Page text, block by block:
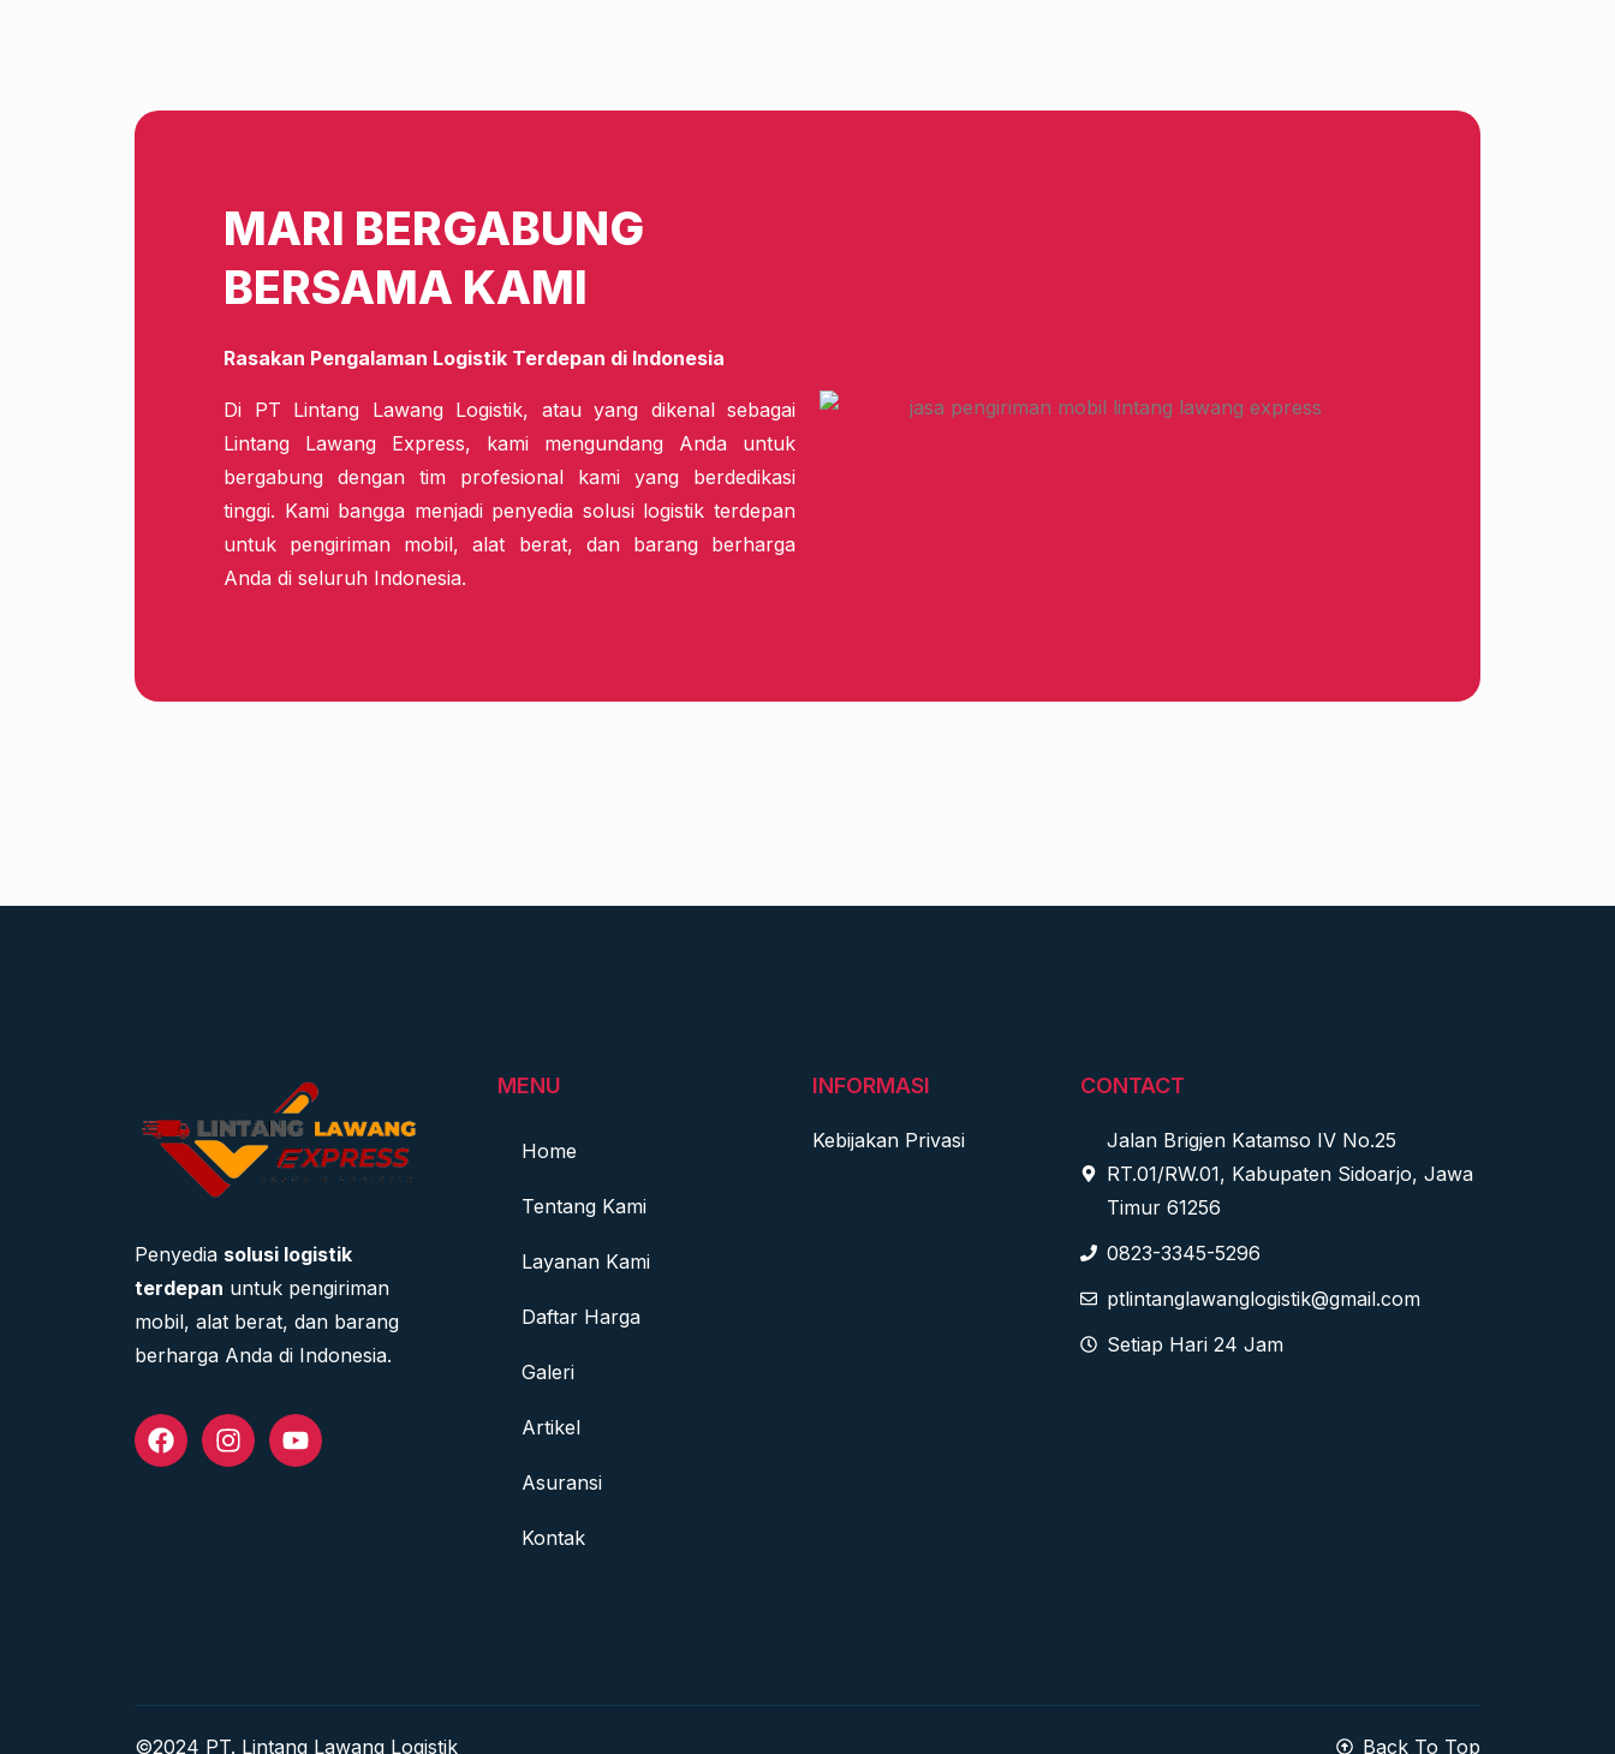
MARI BERGABUNG
BERSAMA KAMI
Rasakan Pengalaman Logistik Terdepan di Indonesia
Di PT Lintang Lawang Logistik, atau yang dikenal sebagai
Lintang Lawang Express, kami mengundang Anda untuk
bergabung dengan tim profesional kami yang berdedikasi
tinggi. Kami bangga menjadi penyedia solusi logistik terdepan
untuk pengiriman mobil, alat berat, dan barang berharga
Anda di seluruh Indonesia.
Penyedia solusi logistik
terdepan untuk pengiriman
mobil, alat berat, dan barang
berharga Anda di Indonesia.
MENU
Home
Tentang Kami
Layanan Kami
Daftar Harga
Galeri
Artikel
Asuransi
Kontak
INFORMASI
Kebijakan Privasi
CONTACT
Jalan Brigjen Katamso IV No.25
RT.01/RW.01, Kabupaten Sidoarjo, Jawa
Timur 61256
0823-3345-5296
ptlintanglawanglogistik@gmail.com
Setiap Hari 24 Jam
©2024 PT. Lintang Lawang Logistik Back To Top